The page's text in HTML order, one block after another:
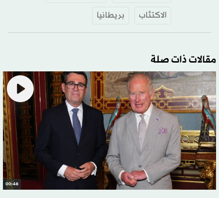
الاكتئاب
بريطانيا
مقالات ذات صلة
00:48